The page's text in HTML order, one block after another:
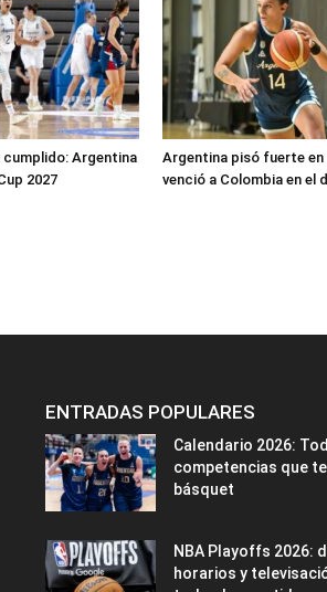
Argentina
2027
Argentina pisó fuerte en
venció a Colombia en el
ENTRADAS POPULARES
Calendario 2026:
competencias que
básquet
NBA Playoffs 2026:
horarios y